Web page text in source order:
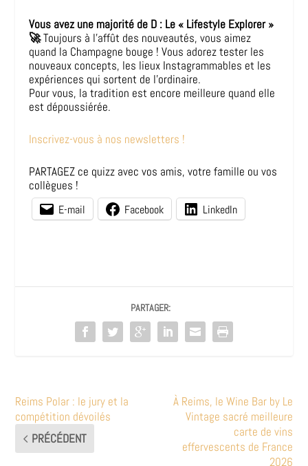
Vous avez une majorité de D : Le « Lifestyle Explorer »
🚀Toujours à l’affût des nouveautés, vous aimez
quand la Champagne bouge ! Vous adorez tester les
nouveaux concepts, les lieux Instagrammables et les
expériences qui sortent de l’ordinaire.
Pour vous, la tradition est encore meilleure quand elle
est dépoussiérée.
Inscrivez-vous à nos newsletters !
PARTAGEZ ce quizz avec vos amis, votre famille ou vos
collègues !
E-mail Facebook LinkedIn
PARTAGER:
Reims Polar : le jury et la
compétition dévoilés
PRÉCÉDENT
À Reims, le Wine Bar by Le
Vintage sacré meilleure
carte de vins
effervescents de France
2026